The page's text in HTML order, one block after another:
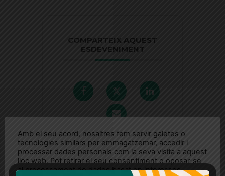
COMPARTEIX AQUEST
ESDEVENIMENT
Amb el seu acord, nosaltres fem servir galetes o
tecnologies similars per emmagatzemar, accedir i
processar dades personals com la seva visita a aquest
lloc web. Pot retirar el seu consentiment o oposar-se
al processament de dades basat en interessos